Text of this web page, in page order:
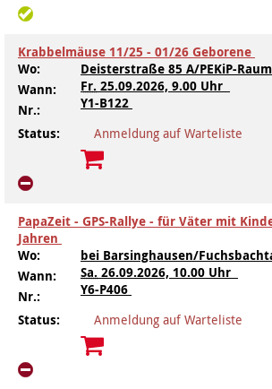
Krabbelmäuse 11/25 - 01/26 Geborene
Wo:
Deisterstraße 85 A/PEKiP-Raum
Wann:
Fr. 25.09.2026, 9.00 Uhr
Nr.:
Y1-B122
Status:
Anmeldung auf Warteliste
PapaZeit - GPS-Rallye - für Väter mit
Jahren
Wo:
bei Barsinghausen/
Wann:
Sa. 26.09.2026, 10.00 Uhr
Nr.:
Y6-P406
Status:
Anmeldung auf Warteliste